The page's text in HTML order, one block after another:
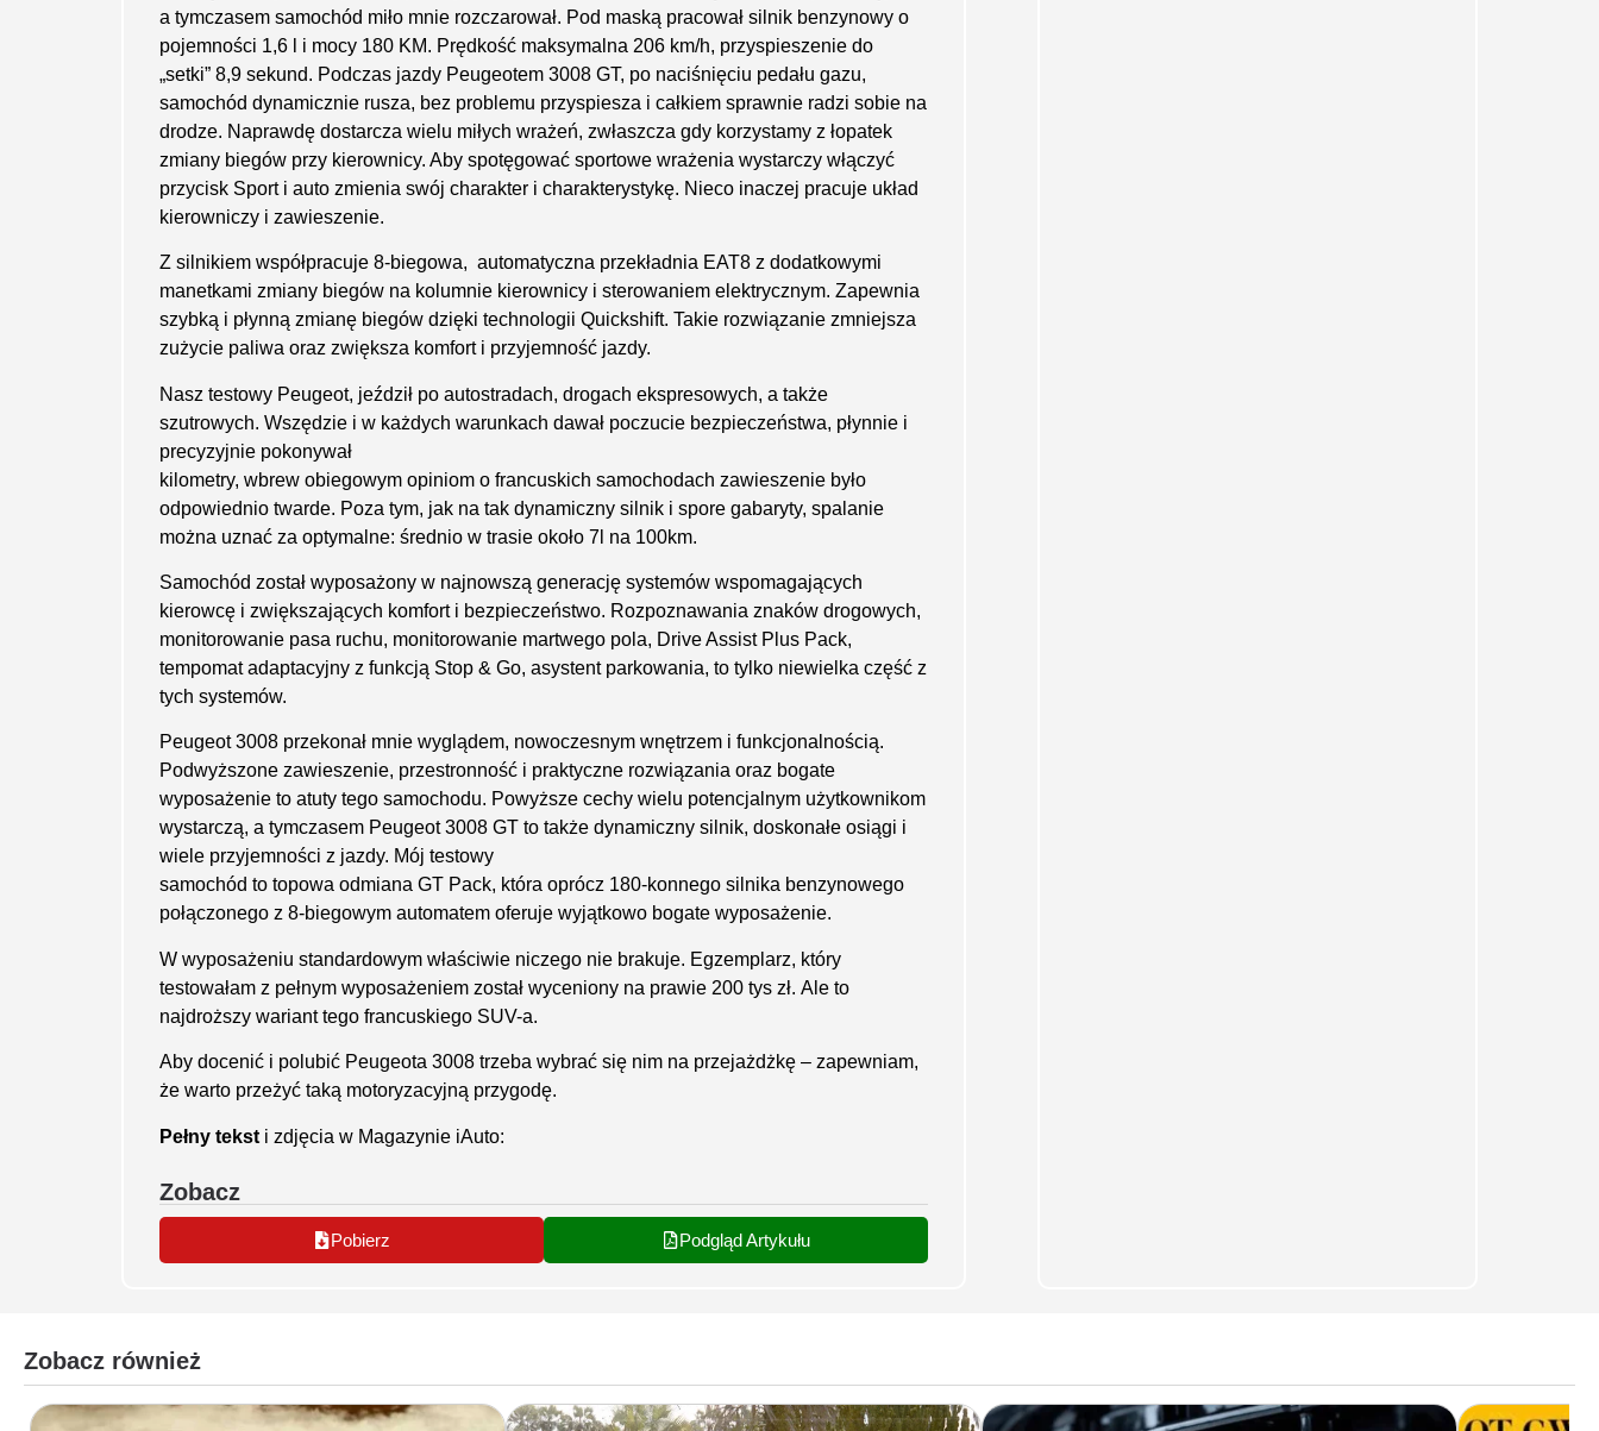
a tymczasem samochód miło mnie rozczarował. Pod maską pracował silnik benzynowy o
pojemności 1,6 l i mocy 180 KM. Prędkość maksymalna 206 km/h, przyspieszenie do
„setki” 8,9 sekund. Podczas jazdy Peugeotem 3008 GT, po naciśnięciu pedału gazu,
samochód dynamicznie rusza, bez problemu przyspiesza i całkiem sprawnie radzi sobie na
drodze. Naprawdę dostarcza wielu miłych wrażeń, zwłaszcza gdy korzystamy z łopatek
zmiany biegów przy kierownicy. Aby spotęgować sportowe wrażenia wystarczy włączyć
przycisk Sport i auto zmienia swój charakter i charakterystykę. Nieco inaczej pracuje układ
kierowniczy i zawieszenie.
Z silnikiem współpracuje 8-biegowa, automatyczna przekładnia EAT8 z dodatkowymi
manetkami zmiany biegów na kolumnie kierownicy i sterowaniem elektrycznym. Zapewnia
szybką i płynną zmianę biegów dzięki technologii Quickshift. Takie rozwiązanie zmniejsza
zużycie paliwa oraz zwiększa komfort i przyjemność jazdy.
Nasz testowy Peugeot, jeździł po autostradach, drogach ekspresowych, a także
szutrowych. Wszędzie i w każdych warunkach dawał poczucie bezpieczeństwa, płynnie i
precyzyjnie pokonywał
kilometry, wbrew obiegowym opiniom o francuskich samochodach zawieszenie było
odpowiednio twarde. Poza tym, jak na tak dynamiczny silnik i spore gabaryty, spalanie
można uznać za optymalne: średnio w trasie około 7l na 100km.
Samochód został wyposażony w najnowszą generację systemów wspomagających
kierowcę i zwiększających komfort i bezpieczeństwo. Rozpoznawania znaków drogowych,
monitorowanie pasa ruchu, monitorowanie martwego pola, Drive Assist Plus Pack,
tempomat adaptacyjny z funkcją Stop & Go, asystent parkowania, to tylko niewielka część z
tych systemów.
Peugeot 3008 przekonał mnie wyglądem, nowoczesnym wnętrzem i funkcjonalnością.
Podwyższone zawieszenie, przestronność i praktyczne rozwiązania oraz bogate
wyposażenie to atuty tego samochodu. Powyższe cechy wielu potencjalnym użytkownikom
wystarczą, a tymczasem Peugeot 3008 GT to także dynamiczny silnik, doskonałe osiągi i
wiele przyjemności z jazdy. Mój testowy
samochód to topowa odmiana GT Pack, która oprócz 180-konnego silnika benzynowego
połączonego z 8-biegowym automatem oferuje wyjątkowo bogate wyposażenie.
W wyposażeniu standardowym właściwie niczego nie brakuje. Egzemplarz, który
testowałam z pełnym wyposażeniem został wyceniony na prawie 200 tys zł. Ale to
najdroższy wariant tego francuskiego SUV-a.
Aby docenić i polubić Peugeota 3008 trzeba wybrać się nim na przejażdżkę – zapewniam,
że warto przeżyć taką motoryzacyjną przygodę.
Pełny tekst i zdjęcia w Magazynie iAuto:
Zobacz
Pobierz Podgląd Artykułu
Zobacz również